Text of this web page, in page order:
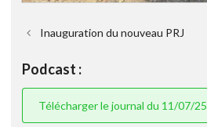
Inauguration du nouveau PRJ
Podcast :
Télécharger le journal du 11/07/25